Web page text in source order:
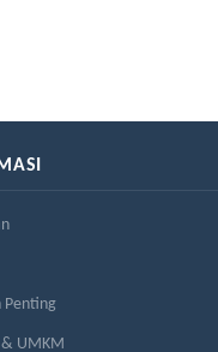
Penting
& UMKM